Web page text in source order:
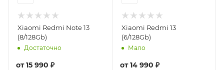
Xiaomi Redmi Note 13
(8/128Gb)
Достаточно
от15 990 ₽
Xiaomi Redmi 13
(6/128Gb)
Мало
от14 990 ₽